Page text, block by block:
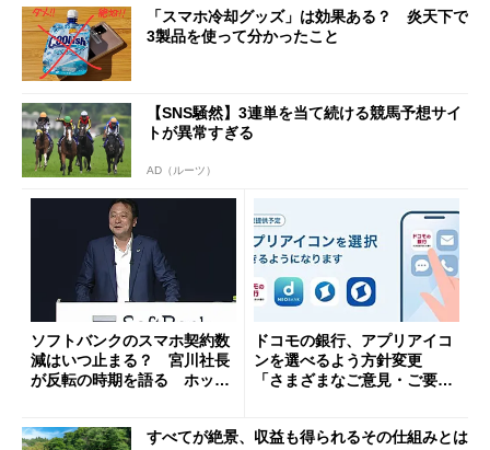
「スマホ冷却グッズ」は効果ある？ 炎天下で
3製品を使って分かったこと
【SNS騒然】3連単を当て続ける競馬予想サイ
トが異常すぎる
AD（ルーツ）
ソフトバンクのスマホ契約数
減はいつ止まる？ 宮川社長
が反転の時期を語る ホッピ
ドコモの銀行、アプリアイコ
ンを選べるよう方針変更
「さまざまなご意見・ご要望
すべてが絶景、収益も得られるその仕組みとは